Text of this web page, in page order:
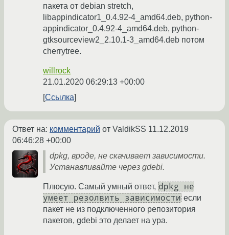
пакета от debian stretch,
libappindicator1_0.4.92-4_amd64.deb, python-
appindicator_0.4.92-4_amd64.deb, python-
gtksourceview2_2.10.1-3_amd64.deb потом
cherrytree.
willrock
21.01.2020 06:29:13 +00:00
Ссылка
Ответ на: комментарий от ValdikSS 11.12.2019
06:46:28 +00:00
dpkg, вроде, не скачивает зависимости.
Устанавливайте через gdebi.
Плюсую. Самый умный ответ, dpkg не
умеет резолвить зависимости если
пакет не из подключенного репозитория
пакетов, gdebi это делает на ура.